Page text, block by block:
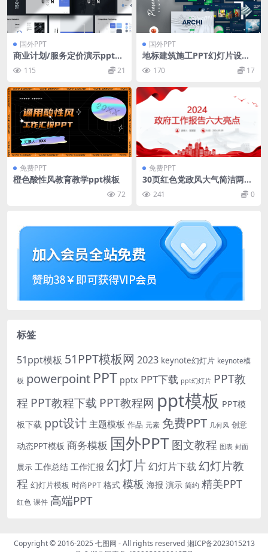
国外PPT
商业计划/服务定价演示ppt模
板 115 21
国外PPT
地标建筑施工PPT幻灯片设计
模板 Himt Archi PowerPoin
t Presentation Template
170 17
免费PPT
橙色酸性风教育教学ppt模板
72
免费PPT
30页红色党政风大气简洁两会
专题党课PPT模板
241 0
标签
51ppt模板 51PPT模板网 2023 keynote幻灯片 keynote模
板 powerpoint PPT pptx PPT下载 ppt幻灯片 PPT教
程 PPT教程下载 PPT教程网 ppt模板 PPT模
板下载 ppt设计 主题模板 作品 元素 免费PPT 几何风 创意
动态PPT模板 商务模板 国外PPT图文教程 图表 封面
展示 工作总结 工作汇报 幻灯片 幻灯片下载 幻灯片教
程 幻灯片模板 时尚PPT 格式 模板 海报 演示 简约 精美PPT
红色 课件 高端PPT
Copyright © 2016-2025七图网 - All rights reserved 湘ICP备2023015213